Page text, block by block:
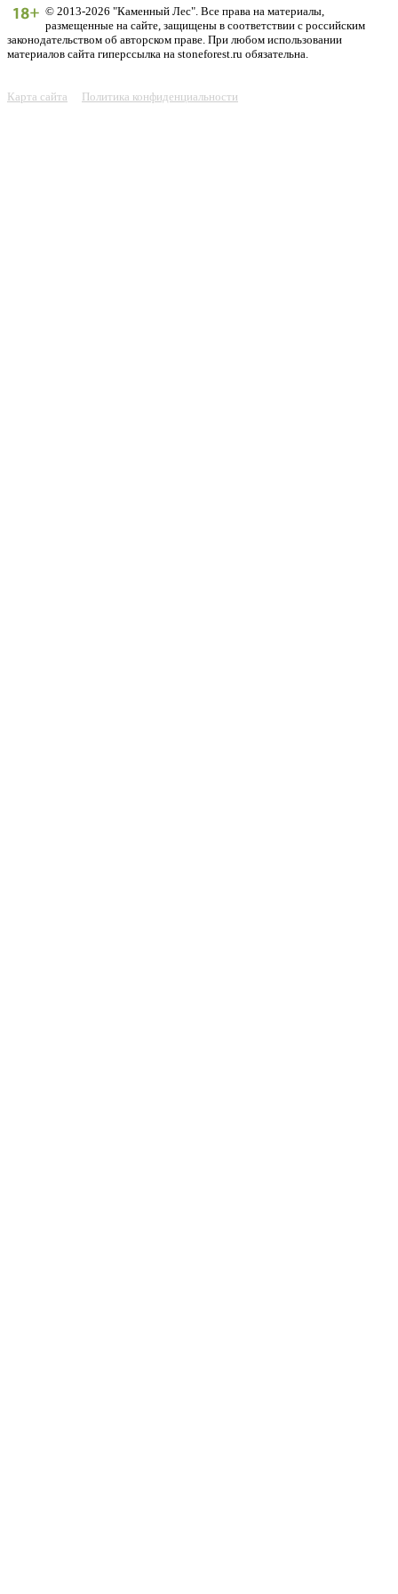
© 2013-2026 "Каменный Лес". Все права на материалы,
размещенные на сайте, защищены в соответствии с российским
законодательством об авторском праве. При любом использовании
материалов сайта гиперссылка на stoneforest.ru обязательна.
Карта сайта Политика конфиденциальности